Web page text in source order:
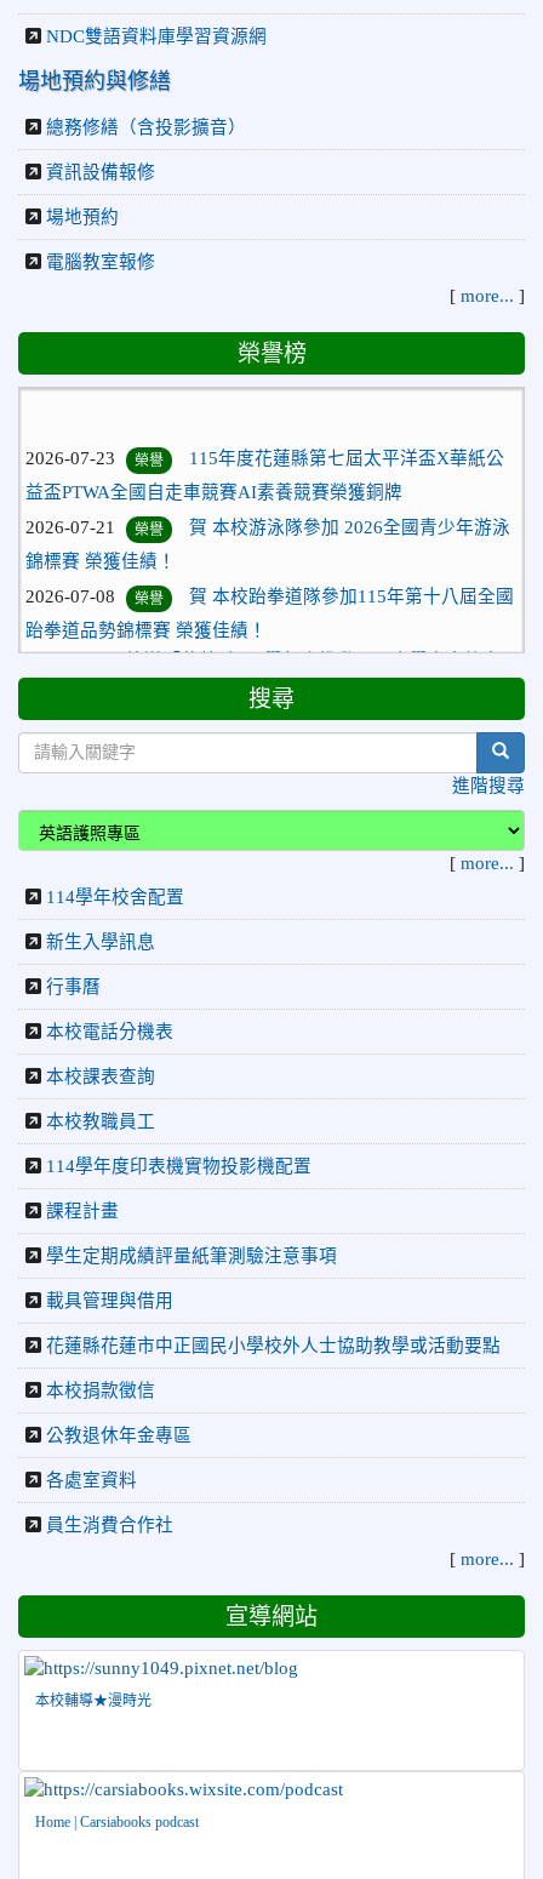
NDC雙語資料庫學習資源網
場地預約與修繕
總務修繕（含投影擴音）
資訊設備報修
場地預約
電腦教室報修
[ more... ]
榮譽榜
榮譽
115年度花蓮縣第七屆太平洋盃X華紙公
益盃PTWA全國自走車競賽AI素養競賽榮獲銅牌
榮譽
賀 本校游泳隊參加 2026全國青少年游泳
錦標賽 榮獲佳績！
榮譽
賀 本校跆拳道隊參加115年第十八屆全國
跆拳道品勢錦標賽 榮獲佳績！
檢送「花蓮縣115學年度推動國民中學充實校安
賀 本校跆拳道隊參加115年花蓮市「市長
盃」跆拳道錦標賽 榮獲佳績！
2026-06-16
榮譽
賀 本校跆拳道隊參加115年第三十三屆全
國少年跆拳道錦標賽 榮獲佳績！
2026-06-10
榮譽
榮譽
日盃籃球賽 榮獲季軍！
2026-06-09
齡游泳錦標賽榮獲佳績！
2026-06-02
榮譽
賀 本校跆拳道隊參加 115年花蓮縣「縣
長盃」跆拳道錦標賽暨全國少年盃花蓮縣代表隊選拔賽 榮獲
佳績！
2026-05-03
榮譽
賀! 本校參加全縣低年級英語口說比賽-
Show and Tell榮獲佳績
2026-04-30
容
2026-04-27
賀 本校籃球隊參加115年花蓮縣縣長盃籃
球錦標賽 榮獲亞軍！
2026-04-09
公告
賀! 本校中正國小115年度(1~3年級)健康
促進繪畫比賽優勝名單
榮譽
榮譽
益盃PTWA全國自走車競賽AI素養競賽榮獲銅牌
2026-07-21
榮譽
榮譽
跆拳道品勢錦標賽 榮獲佳績！
2026-06-30 檢送「花蓮縣115學年度推動國民中學充實校安
人力聯合甄選簡章」1份，敬請協助公告周知，請查照。
2026-06-16
榮譽
賀 本校跆拳道隊參加115年第三十三屆全
國少年跆拳道錦標賽 榮獲佳績！
搜尋
進階搜尋
[ more... ]
114學年校舍配置
新生入學訊息
行事曆
本校電話分機表
本校課表查詢
本校教職員工
114學年度印表機實物投影機配置
課程計畫
學生定期成績評量紙筆測驗注意事項
載具管理與借用
花蓮縣花蓮市中正國民小學校外人士協助教學或活動要點
本校捐款徵信
公教退休年金專區
各處室資料
員生消費合作社
[ more... ]
宣導網站
本校輔導★漫時光
Home | Carsiabooks podcast